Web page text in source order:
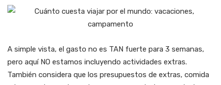
A simple vista, el gasto no es TAN fuerte para 3 semanas,
pero aquí NO estamos incluyendo actividades extras.
También considera que los presupuestos de extras, comida